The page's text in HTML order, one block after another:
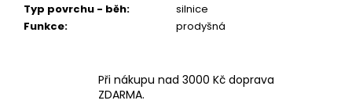
Typ povrchu - běh:
silnice
Funkce: prodyšná
Při nákupu nad 3000 Kč doprava
ZDARMA.